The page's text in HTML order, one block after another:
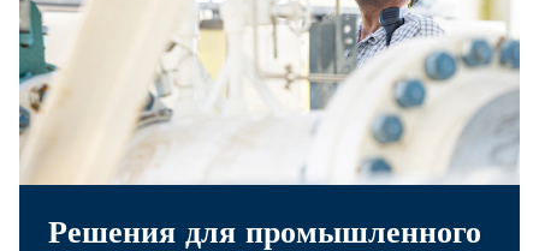
Решения для промышленного